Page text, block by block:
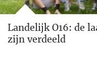
Landelijk O16: de
zijn verdeeld